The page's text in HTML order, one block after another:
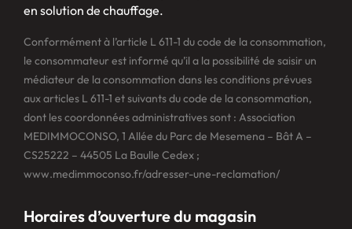
en solution de chauffage.
Conformément à l’article L 611-1 du code de la consommation,
le consommateur est informé qu’il a la possibilité de saisir un
médiateur de la consommation dans les conditions prévues
aux articles L 611-1 et suivants du code de la consommation,
dont les coordonnées administratives sont : Association
MEDIMMOCONSO, 1 Allée du Parc de Mesemena – Bât A –
CS25222 – 44505 La Baulle Cedex ;
www.medimmoconso.fr/adresser-une-reclamation/
Horaires d’ouverture du magasin